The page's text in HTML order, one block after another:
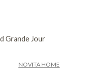
Grande Jour
NOVITA HOME